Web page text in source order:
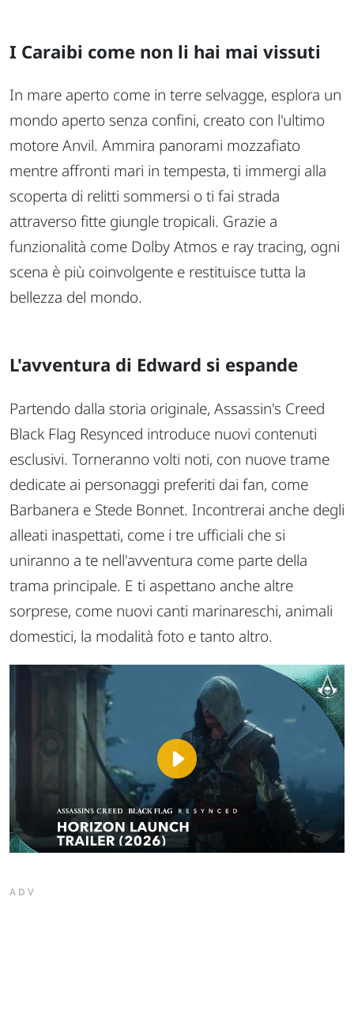
I Caraibi come non li hai mai vissuti
In mare aperto come in terre selvagge, esplora un
mondo aperto senza confini, creato con l'ultimo
motore Anvil. Ammira panorami mozzafiato
mentre affronti mari in tempesta, ti immergi alla
scoperta di relitti sommersi o ti fai strada
attraverso fitte giungle tropicali. Grazie a
funzionalità come Dolby Atmos e ray tracing, ogni
scena è più coinvolgente e restituisce tutta la
bellezza del mondo.
L'avventura di Edward si espande
Partendo dalla storia originale, Assassin's Creed
Black Flag Resynced introduce nuovi contenuti
esclusivi. Torneranno volti noti, con nuove trame
dedicate ai personaggi preferiti dai fan, come
Barbanera e Stede Bonnet. Incontrerai anche degli
alleati inaspettati, come i tre ufficiali che si
uniranno a te nell'avventura come parte della
trama principale. E ti aspettano anche altre
sorprese, come nuovi canti marinareschi, animali
domestici, la modalità foto e tanto altro.
Play
Video
ADV